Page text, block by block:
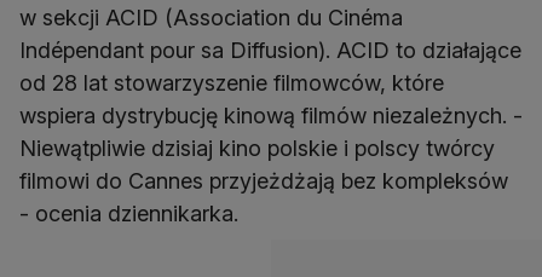
w sekcji ACID (Association du Cinéma
Indépendant pour sa Diffusion). ACID to działające
od 28 lat stowarzyszenie filmowców, które
wspiera dystrybucję kinową filmów niezależnych. -
Niewątpliwie dzisiaj kino polskie i polscy twórcy
filmowi do Cannes przyjeżdżają bez kompleksów
- ocenia dziennikarka.